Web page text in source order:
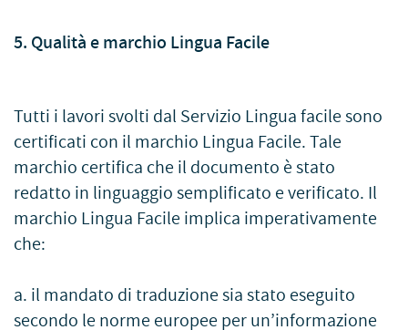
5. Qualità e marchio Lingua Facile
Tutti i lavori svolti dal Servizio Lingua facile sono
certificati con il marchio Lingua Facile. Tale
marchio certifica che il documento è stato
redatto in linguaggio semplificato e verificato. Il
marchio Lingua Facile implica imperativamente
che:
a. il mandato di traduzione sia stato eseguito
secondo le norme europee per un’informazione